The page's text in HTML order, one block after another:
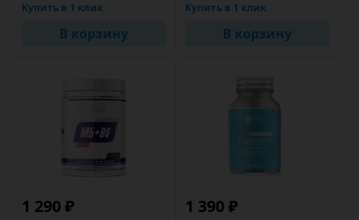
Купить в 1 клик
В корзину
Купить в 1 клик
В корзину
1 290 ₽ 1 390 ₽